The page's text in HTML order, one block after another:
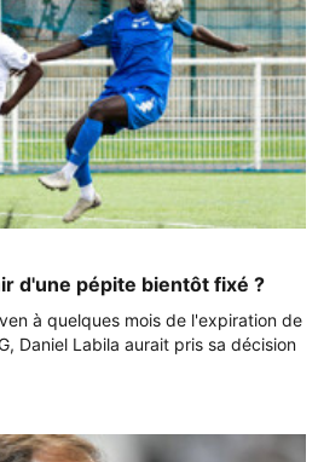
d'une pépite bientôt fixé ?
à quelques mois de l'expiration de
Daniel Labila aurait pris sa décision